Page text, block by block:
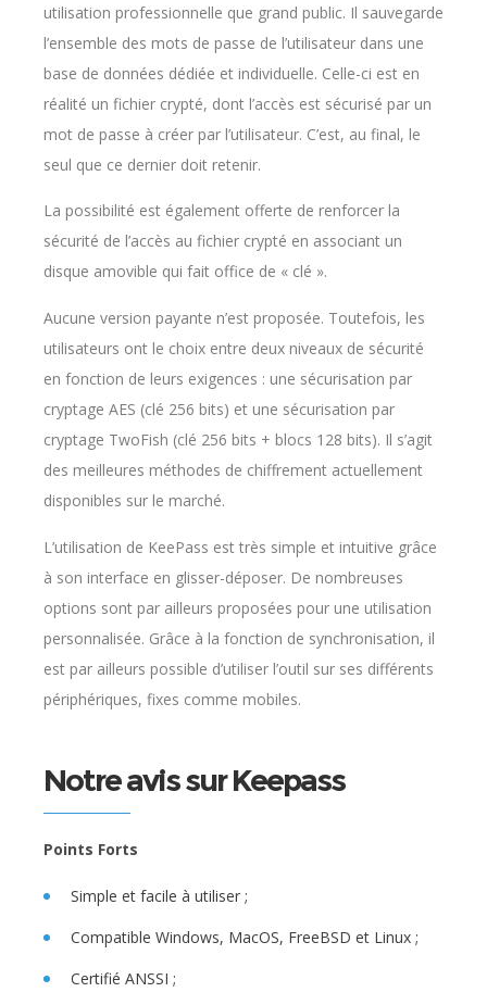
utilisation professionnelle que grand public. Il sauvegarde
l’ensemble des mots de passe de l’utilisateur dans une
base de données dédiée et individuelle. Celle-ci est en
réalité un fichier crypté, dont l’accès est sécurisé par un
mot de passe à créer par l’utilisateur. C’est, au final, le
seul que ce dernier doit retenir.
La possibilité est également offerte de renforcer la
sécurité de l’accès au fichier crypté en associant un
disque amovible qui fait office de « clé ».
Aucune version payante n’est proposée. Toutefois, les
utilisateurs ont le choix entre deux niveaux de sécurité
en fonction de leurs exigences : une sécurisation par
cryptage AES (clé 256 bits) et une sécurisation par
cryptage TwoFish (clé 256 bits + blocs 128 bits). Il s’agit
des meilleures méthodes de chiffrement actuellement
disponibles sur le marché.
L’utilisation de KeePass est très simple et intuitive grâce
à son interface en glisser-déposer. De nombreuses
options sont par ailleurs proposées pour une utilisation
personnalisée. Grâce à la fonction de synchronisation, il
est par ailleurs possible d’utiliser l’outil sur ses différents
périphériques, fixes comme mobiles.
Notre avis sur Keepass
Points Forts
Simple et facile à utiliser ;
Compatible Windows, MacOS, FreeBSD et Linux ;
Certifié ANSSI ;